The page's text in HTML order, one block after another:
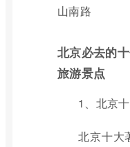
山南路
北京必去的
旅游景点
1、北京
北京十大